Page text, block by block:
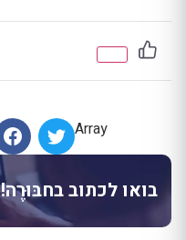
Array
בואו לכתוב בחבּוּרֶה!